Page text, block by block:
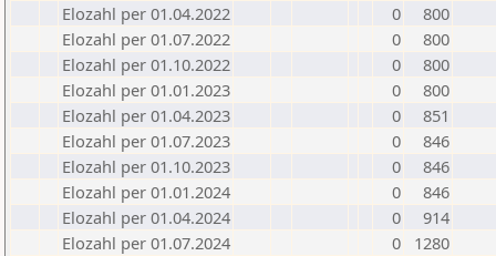
Elozahl per 01.04.2022
0
800
Elozahl per 01.07.2022
0
800
Elozahl per 01.10.2022
0
800
Elozahl per 01.01.2023
0
800
Elozahl per 01.04.2023
0
851
Elozahl per 01.07.2023
0
846
Elozahl per 01.10.2023
0
846
Elozahl per 01.01.2024
0
846
Elozahl per 01.04.2024
0
914
Elozahl per 01.07.2024
0
1280